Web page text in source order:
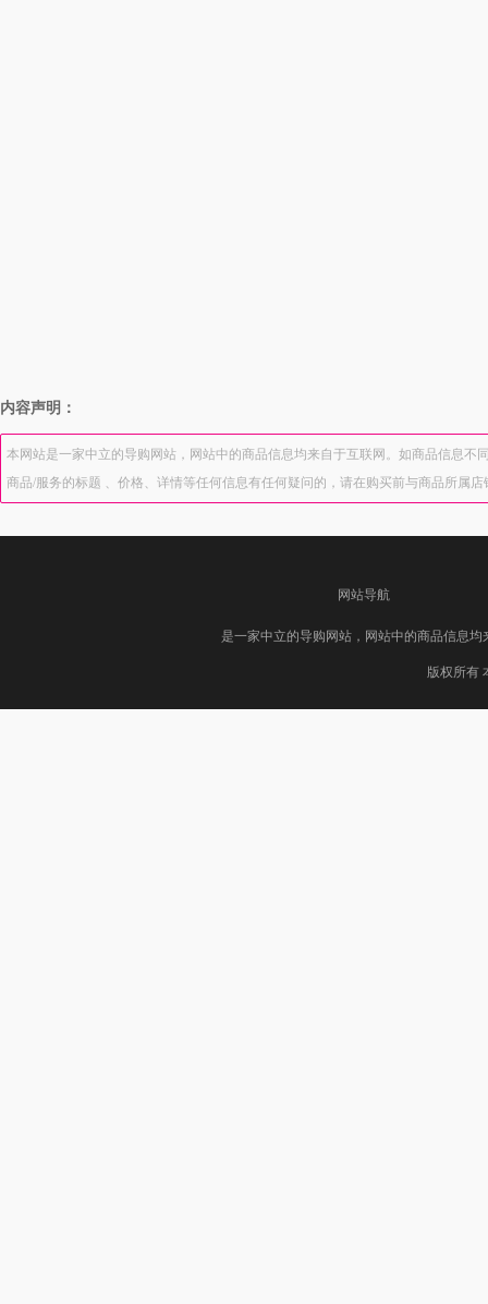
内容声明：
本网站是一家中立的导购网站，网站中的商品信息均来自于互联网。如商品信息
商品/服务的标题 、价格、详情等任何信息有任何疑问的，请在购买前与商品所属
网站导航
是一家中立的导购网站，网站中的商品信息
版权所有